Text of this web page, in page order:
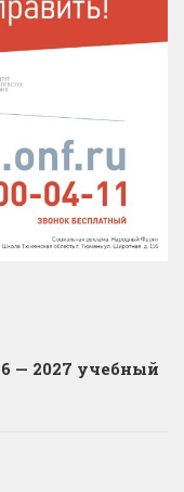
— 2027 учебный